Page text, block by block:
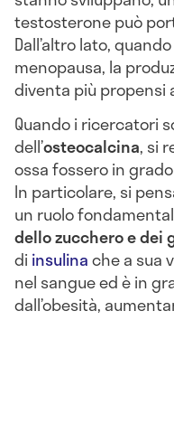
testosterone può
Dall’altro lato,
menopausa, la
diventa più propensi
Quando i ricercatori
dell’osteocalcina, si
ossa fossero in
In particolare, si
un ruolo
dello zucchero e dei
di insulinache a sua
nel sangue ed è in
dall’obesità,